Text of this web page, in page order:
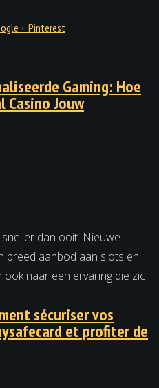
+Pinterest
Gaming: Hoe
Casino Jouw
dan ooit. Nieuwe
breed aanbod aan slots en
ook naar een ervaring die zic
sécuriser vos
et profiter de